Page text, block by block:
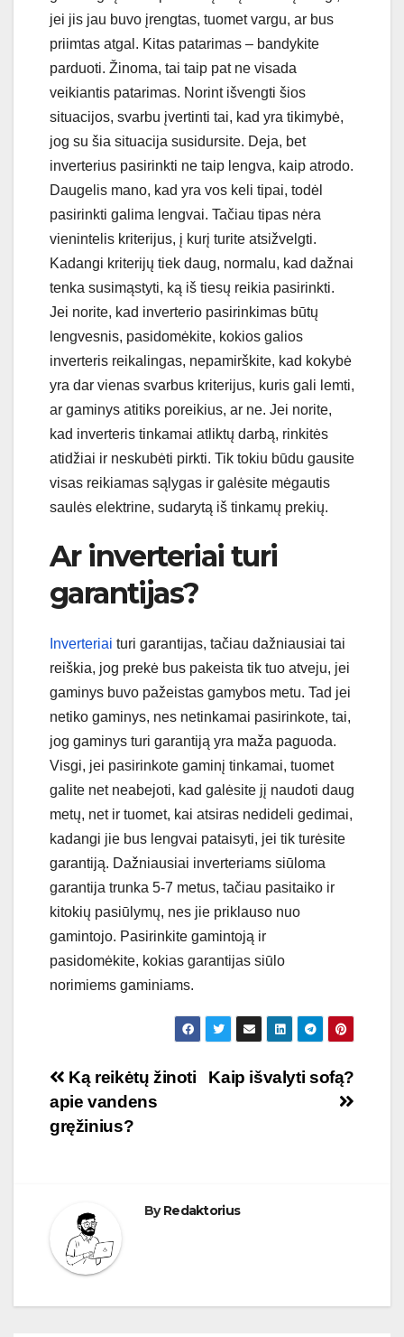
jei jis jau buvo įrengtas, tuomet vargu, ar bus
priimtas atgal. Kitas patarimas – bandykite
parduoti. Žinoma, tai taip pat ne visada
veikiantis patarimas. Norint išvengti šios
situacijos, svarbu įvertinti tai, kad yra tikimybė,
jog su šia situacija susidursite. Deja, bet
inverterius pasirinkti ne taip lengva, kaip atrodo.
Daugelis mano, kad yra vos keli tipai, todėl
pasirinkti galima lengvai. Tačiau tipas nėra
vienintelis kriterijus, į kurį turite atsižvelgti.
Kadangi kriterijų tiek daug, normalu, kad dažnai
tenka susimąstyti, ką iš tiesų reikia pasirinkti.
Jei norite, kad inverterio pasirinkimas būtų
lengvesnis, pasidomėkite, kokios galios
inverteris reikalingas, nepamirškite, kad kokybė
yra dar vienas svarbus kriterijus, kuris gali lemti,
ar gaminys atitiks poreikius, ar ne. Jei norite,
kad inverteris tinkamai atliktų darbą, rinkitės
atidžiai ir neskubėti pirkti. Tik tokiu būdu gausite
visas reikiamas sąlygas ir galėsite mėgautis
saulės elektrine, sudarytą iš tinkamų prekių.
Ar inverteriai turi
garantijas?
Inverteriai turi garantijas, tačiau dažniausiai tai
reiškia, jog prekė bus pakeista tik tuo atveju, jei
gaminys buvo pažeistas gamybos metu. Tad jei
netiko gaminys, nes netinkamai pasirinkote, tai,
jog gaminys turi garantiją yra maža paguoda.
Visgi, jei pasirinkote gaminį tinkamai, tuomet
galite net neabejoti, kad galėsite jį naudoti daug
metų, net ir tuomet, kai atsiras nedideli gedimai,
kadangi jie bus lengvai pataisyti, jei tik turėsite
garantiją. Dažniausiai inverteriams siūloma
garantija trunka 5-7 metus, tačiau pasitaiko ir
kitokių pasiūlymų, nes jie priklauso nuo
gamintojo. Pasirinkite gamintoją ir
pasidomėkite, kokias garantijas siūlo
norimiems gaminiams.
Navigacija
tarp
Kaip išvalyti sofą?
Ką reikėtų žinoti
apie vandens
gręžinius?
ByRedaktorius